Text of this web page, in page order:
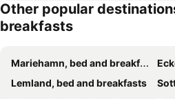
Other popular
breakfasts
Mariehamn, bed and breakfasts
Lemland, bed and breakfasts